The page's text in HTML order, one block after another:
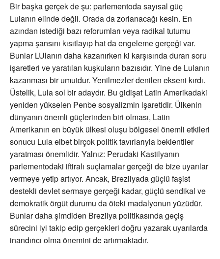
Bir başka gerçek de şu: parlementoda sayısal güç
Lulanın elinde değil. Orada da zorlanacağı kesin. En
azından istediği bazı reforumları veya radikal tutumu
yapma şansını kısıtlayıp hat da engeleme gerçeği var.
Bunlar LUlanın daha kazanırken ki karşısında duran soru
işaretleri ve yaratılan kuşkuların bazısıdır. Yine de Lulanın
kazanması bir umutdur. Yenilmezler denilen ekseni kırdı.
Üstelik, Lula sol bir adaydır. Bu gidişat Latin Amerikadaki
yeniden yükselen Penbe sosyalizmin işaretidir. Ülkenin
dünyanın önemli güçlerinden biri olması, Latin
Amerikanın en büyük ülkesi oluşu bölgesel önemli etkileri
sonucu Lula elbet birçok politik tavırlarıyla beklentiler
yaratması önemlidir. Yalnız: Perudaki Kastilyanın
parlementodaki iftiralı suçlamalar gerçeği de bize uyarılar
vermeye yetip artıyor. Ancak, Brezilyada güçlü faşist
destekli devlet sermaye gerçeği kadar, güçlü sendikal ve
demokratik örgüt durumu da öteki madalyonun yüzüdür.
Bunlar daha şimdiden Brezilya politikasında geçiş
sürecini iyi takip edip gerçekleri doğru yazarak uyarılarda
inandırıcı olma önemini de artırmaktadır.